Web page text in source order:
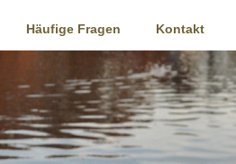
Häufige Fragen Kontakt